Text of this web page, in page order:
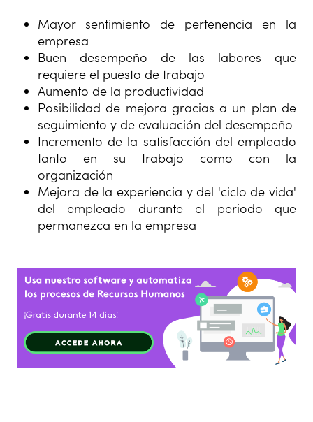
Mayor sentimiento de pertenencia en la
empresa
Buen desempeño de las labores que
requiere el puesto de trabajo
Aumento de la productividad
Posibilidad de mejora gracias a un plan de
seguimiento y de evaluación del desempeño
Incremento de la satisfacción del empleado
tanto en su trabajo como con la
organización
Mejora de la experiencia y del 'ciclo de vida'
del empleado durante el periodo que
permanezca en la empresa